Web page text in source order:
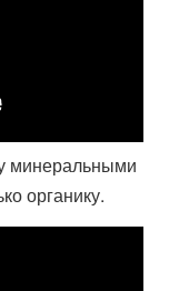
минеральными
органику.